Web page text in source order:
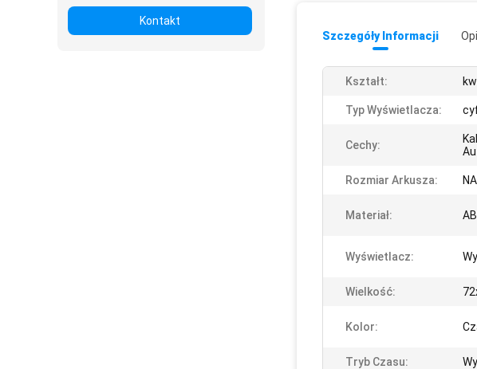
Kontakt
Szczegóły Informacji
Kształt:
Typ Wyświetlacza:
Cechy:
Rozmiar Arkusza: NA
Materiał:
Wyświetlacz:
Wielkość:
Kolor:
Tryb Czasu: